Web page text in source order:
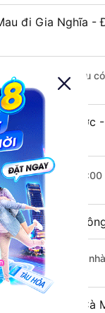
đi Gia Nghĩa -
Nước - Cà Mau
khách Cái Nước
xe bắt đầu từ
Nghĩa - Đắk
lúc 15:00 là của
Cái Nước - Cà